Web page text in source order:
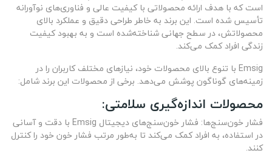
است که با هدف ارائه محصولاتی با کیفیت عالی و فناوری‌های نوآورانه
تأسیس شده است. این برند به خاطر طراحی دقیق و عملکرد بالای
محصولاتش، در سطح جهانی شناخته‌شده است و به بهبود کیفیت
زندگی افراد کمک می‌کند.
Emsig با تنوع بالای محصولات خود، نیازهای مختلف کاربران را در
زمینه‌های گوناگون پوشش می‌دهد. برخی از محصولات این برند شامل:
محصولات اندازه‌گیری سلامتی:
فشار خون‌سنج‌ها: فشار خون‌سنج‌های دیجیتال Emsig با دقت و آسانی
در استفاده، به افراد کمک می‌کند تا به‌طور مرتب فشار خون خود را کنترل
کنند.